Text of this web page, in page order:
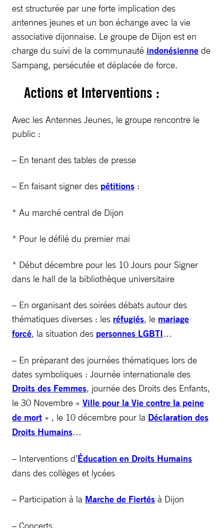
est structurée par une forte implication des
antennes jeunes et un bon échange avec la vie
associative dijonnaise. Le groupe de Dijon est en
charge du suivi de la communauté indonésienne de
Sampang, persécutée et déplacée de force.
Actions et Interventions :
Avec les Antennes Jeunes, le groupe rencontre le
public :
– En tenant des tables de presse
– En faisant signer des pétitions :
* Au marché central de Dijon
* Pour le défilé du premier mai
* Début décembre pour les 10 Jours pour Signer
dans le hall de la bibliothèque universitaire
– En organisant des soirées débats autour des
thématiques diverses : les réfugiés, le mariage
forcé, la situation des personnes LGBTI…
– En préparant des journées thématiques lors de
dates symboliques : Journée internationale des
Droits des Femmes, journée des Droits des Enfants,
le 30 Novembre « Ville pour la Vie contre la peine
de mort » , le 10 décembre pour la Déclaration des
Droits Humains…
– Interventions d’Éducation en Droits Humains
dans des collèges et lycées
– Participation à la Marche de Fiertés à Dijon
– Concerts